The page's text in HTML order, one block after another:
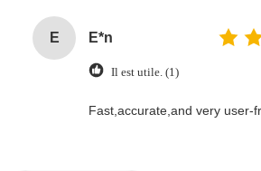
E E*n
Il est utile. (1)
Fast,accurate,and very user-